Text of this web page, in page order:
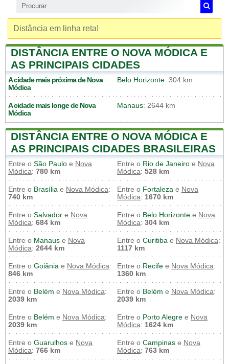
Distância em linha reta!
DISTÂNCIA ENTRE O NOVA MÓDICA E
AS PRINCIPAIS CIDADES
A cidade mais próxima de Nova
Módica
Belo Horizonte: 304 km
A cidade mais longe de Nova
Módica
Manaus: 2644 km
DISTÂNCIA ENTRE O NOVA MÓDICA E
AS PRINCIPAIS CIDADES BRASILEIRAS
Entre o São Paulo e Nova
Módica: 780 km
Entre o Rio de Janeiro e Nova
Módica: 528 km
Entre o Brasília e Nova Módica:
740 km
Entre o Fortaleza e Nova
Módica: 1670 km
Entre o Salvador e Nova
Módica: 684 km
Entre o Belo Horizonte e Nova
Módica: 304 km
Entre o Manaus e Nova
Módica: 2644 km
Entre o Curitiba e Nova Módica:
1117 km
Entre o Goiânia e Nova Módica:
846 km
Entre o Recife e Nova Módica:
1360 km
Entre o Belém e Nova Módica:
2039 km
Entre o Belém e Nova Módica:
2039 km
Entre o Belém e Nova Módica:
2039 km
Entre o Porto Alegre e Nova
Módica: 1624 km
Entre o Guarulhos e Nova
Módica: 766 km
Entre o Campinas e Nova
Módica: 763 km